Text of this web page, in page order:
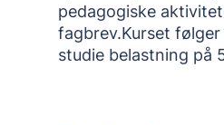
pedagogiske
fagbrev.Kurset
studie belastning på